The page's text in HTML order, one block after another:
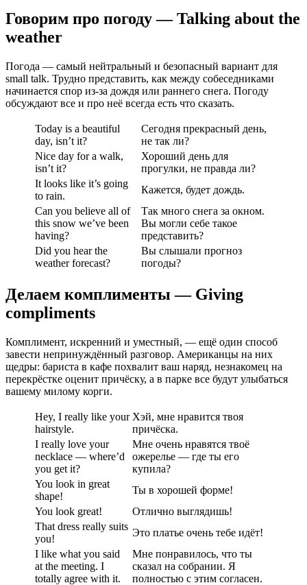
Говорим про погоду — Talking about the
weather
Погода — самый нейтральный и безопасный вариант для
small talk. Трудно представить, как между собеседниками
начинается спор из-за дождя или раннего снега. Погоду
обсуждают все и про неё всегда есть что сказать.
Today is a beautiful
day, isn’t it?
Сегодня прекрасный день,
не так ли?
Nice day for a walk,
isn’t it?
Хороший день для
прогулки, не правда ли?
It looks like it’s going
to rain.
Кажется, будет дождь.
Can you believe all of
this snow we’ve been
having?
Так много снега за окном.
Вы могли себе такое
представить?
Did you hear the
weather forecast?
Вы слышали прогноз
погоды?
Делаем комплименты — Giving
compliments
Комплимент, искренний и уместный, — ещё один способ
завести непринуждённый разговор. Американцы на них
щедры: бариста в кафе похвалит ваш наряд, незнакомец на
перекрёстке оценит причёску, а в парке все будут улыбаться
вашему милому корги.
Hey, I really like your
hairstyle.
Хэй, мне нравится твоя
причёска.
I really love your
necklace — where’d
you get it?
Мне очень нравятся твоё
ожерелье — где ты его
купила?
You look in great
shape!
Ты в хорошей форме!
You look great!
Отлично выглядишь!
That dress really suits
you!
Это платье очень тебе идёт!
I like what you said
at the meeting. I
totally agree with it.
Мне понравилось, что ты
сказал на собрании. Я
полностью c этим согласен.